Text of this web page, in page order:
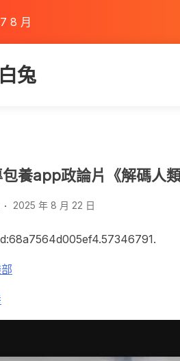
8 月
兔
養app政論片《解碼人
2025 年 8 月 22 日